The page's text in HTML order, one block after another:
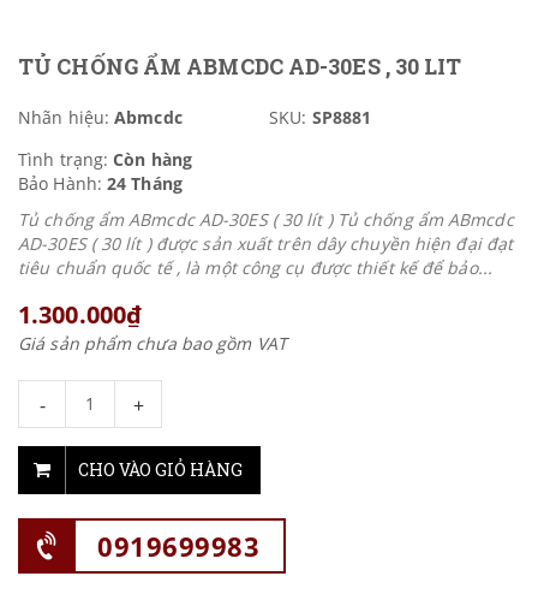
TỦ CHỐNG ẨM ABMCDC AD-30ES , 30 LIT
Nhãn hiệu: Abmcdc SKU: SP8881
Tình trạng: Còn hàng
Bảo Hành: 24 Tháng
Tủ chống ẩm ABmcdc AD-30ES ( 30 lít ) Tủ chống ẩm ABmcdc
AD-30ES ( 30 lít ) được sản xuất trên dây chuyền hiện đại đạt
tiêu chuẩn quốc tế , là một công cụ được thiết kế để bảo...
1.300.000₫
Giá sản phẩm chưa bao gồm VAT
- +
CHO VÀO GIỎ HÀNG
0919699983